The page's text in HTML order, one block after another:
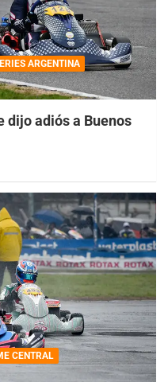
ARGENTINA
dijo adiós a Buenos
CENTRAL